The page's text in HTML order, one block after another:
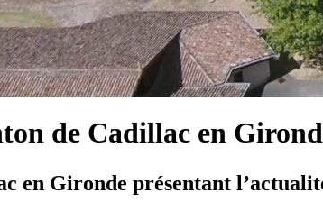
de Cadillac en
en Gironde présentant